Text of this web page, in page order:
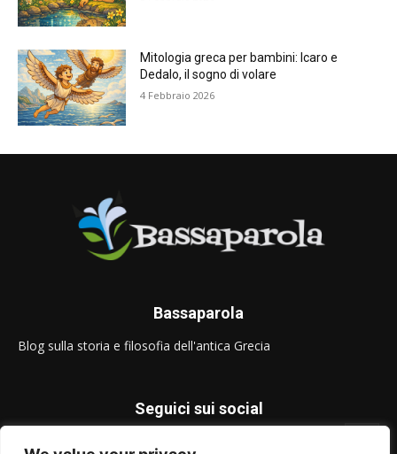
Mitologia greca per bambini: Icaro e
Dedalo, il sogno di volare
4 Febbraio 2026
Bassaparola
Blog sulla storia e filosofia dell'antica Grecia
Seguici sui social